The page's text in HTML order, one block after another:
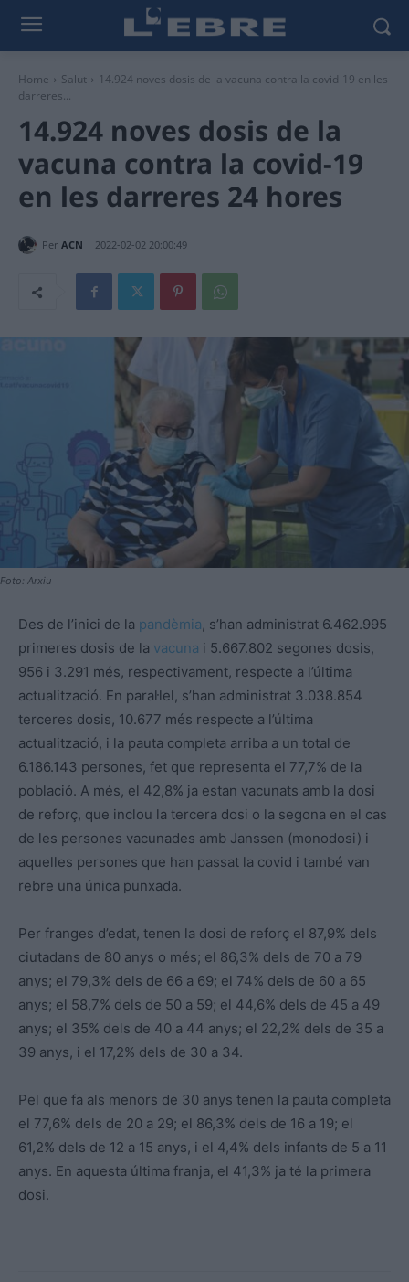
Home Salut
14.924 noves dosis de la vacuna contra la covid-19 en les
darreres...
14.924 noves dosis de la
vacuna contra la covid-19
en les darreres 24 hores
Per ACN 2022-02-02 20:00:49
Foto: Arxiu
Des de l’inici de la pandèmia, s’han administrat 6.462.995
primeres dosis de la vacuna i 5.667.802 segones dosis,
956 i 3.291 més, respectivament, respecte a l’última
actualització. En paral·lel, s’han administrat 3.038.854
terceres dosis, 10.677 més respecte a l’última
actualització, i la pauta completa arriba a un total de
6.186.143 persones, fet que representa el 77,7% de la
població. A més, el 42,8% ja estan vacunats amb la dosi
de reforç, que inclou la tercera dosi o la segona en el cas
de les persones vacunades amb Janssen (monodosi) i
aquelles persones que han passat la covid i també van
rebre una única punxada.
Per franges d’edat, tenen la dosi de reforç el 87,9% dels
ciutadans de 80 anys o més; el 86,3% dels de 70 a 79
anys; el 79,3% dels de 66 a 69; el 74% dels de 60 a 65
anys; el 58,7% dels de 50 a 59; el 44,6% dels de 45 a 49
anys; el 35% dels de 40 a 44 anys; el 22,2% dels de 35 a
39 anys, i el 17,2% dels de 30 a 34.
Pel que fa als menors de 30 anys tenen la pauta completa
el 77,6% dels de 20 a 29; el 86,3% dels de 16 a 19; el
61,2% dels de 12 a 15 anys, i el 4,4% dels infants de 5 a 11
anys. En aquesta última franja, el 41,3% ja té la primera
dosi.